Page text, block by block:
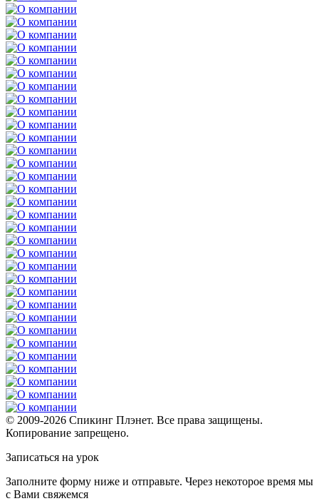
© 2009-2026 Спикинг Плэнет. Все права защищены.
Копирование запрещено.
Записаться на урок
Заполните форму ниже и отправьте. Через некоторое время мы
с Вами свяжемся